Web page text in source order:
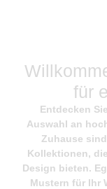
für
Entdecken
Auswahl an
Zuhause
Kollektionen,
Design bieten.
Mustern für Ihr